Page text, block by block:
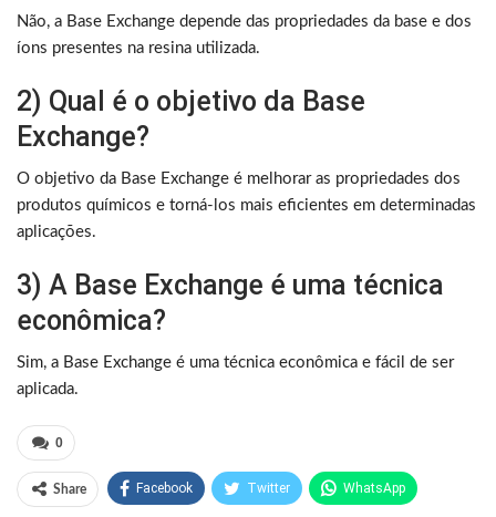
Não, a Base Exchange depende das propriedades da base e dos
íons presentes na resina utilizada.
2) Qual é o objetivo da Base
Exchange?
O objetivo da Base Exchange é melhorar as propriedades dos
produtos químicos e torná-los mais eficientes em determinadas
aplicações.
3) A Base Exchange é uma técnica
econômica?
Sim, a Base Exchange é uma técnica econômica e fácil de ser
aplicada.
0
Share Facebook Twitter WhatsApp